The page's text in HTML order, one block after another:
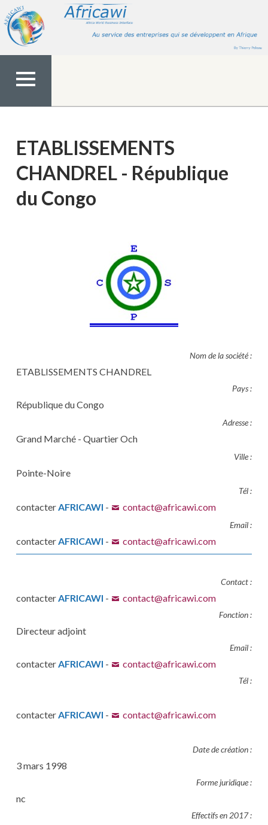
contenu
MENU
ETABLISSEMENTS
CHANDREL - République
du Congo
Nom de la société :
ETABLISSEMENTS CHANDREL
Pays :
République du Congo
Adresse :
Grand Marché - Quartier Och
Ville :
Pointe-Noire
Tél :
contacterAFRICAWI - contact@africawi.com
Email :
contacterAFRICAWI - contact@africawi.com
Contact :
contacterAFRICAWI - contact@africawi.com
Fonction :
Directeur adjoint
Email :
contacterAFRICAWI - contact@africawi.com
Tél :
contacterAFRICAWI - contact@africawi.com
Date de création :
3 mars 1998
Forme juridique :
nc
Effectifs en 2017 :